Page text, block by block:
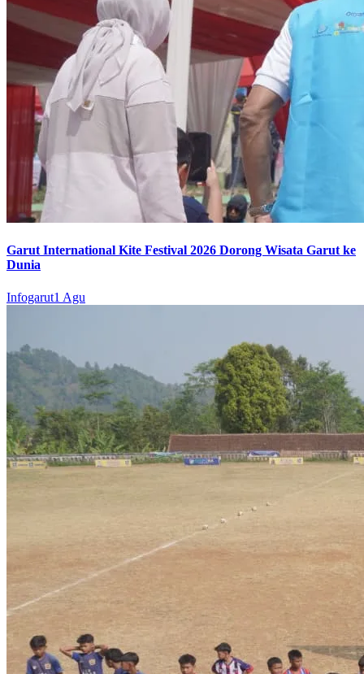
Garut International Kite Festival 2026 Dorong Wisata Garut ke
Dunia
Infogarut1 Agu